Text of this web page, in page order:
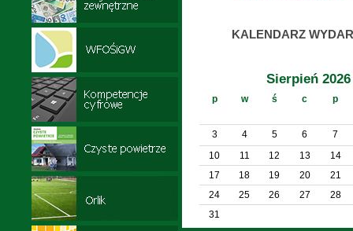
KALENDARZ
Sierpień 2026
p w ś c p
3 4 5 6
7
10
11 12 13
14
17
18 19 20
21
24
25 26 27
28
31